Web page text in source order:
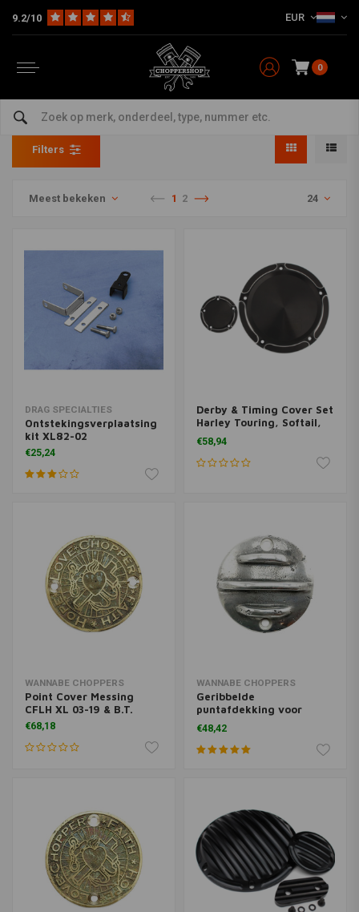
9.2/10 EUR
0
Ontstekingsdeksel
Home HD Motorblok Parts & Covers Ontstekingsdeksel
Filters
Meest bekeken 1 2 24
DRAG SPECIALTIES
Ontstekingsverplaatsing
kit XL82-02
€25,24
Derby & Timing Cover Set
Harley Touring, Softail,
Dyna
€58,94
WANNABE CHOPPERS
Point Cover Messing
CFLH XL 03-19 & B.T.
€68,18
WANNABE CHOPPERS
Geribbelde
puntafdekking voor
Harley Davidson
Sportster 71-03 XL
€48,42